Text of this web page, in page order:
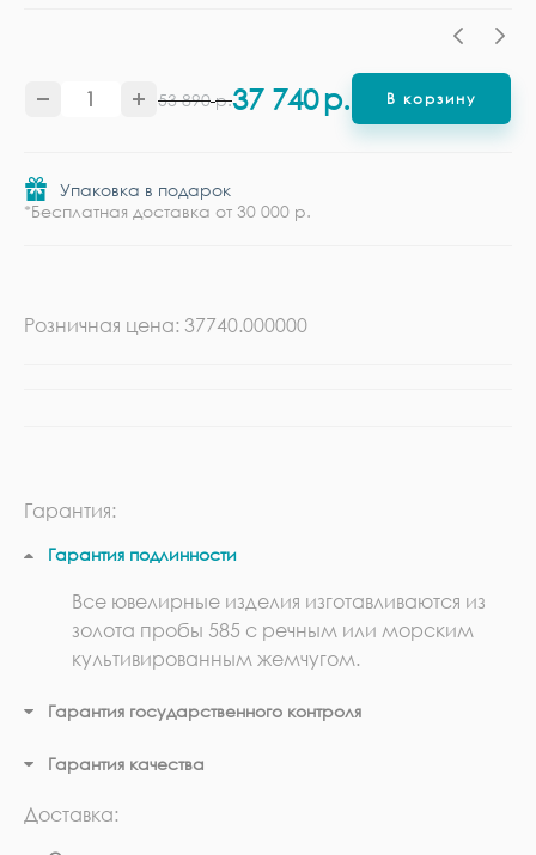
53 890 р.37 740р. В корзину
Упаковка в подарок
*Бесплатная доставка от 30 000 р.
Розничная цена: 37740.000000
Гарантия:
Гарантия подлинности
Все ювелирные изделия изготавливаются из
золота пробы 585 с речным или морским
культивированным жемчугом.
Гарантия государственного контроля
Гарантия качества
Доставка: